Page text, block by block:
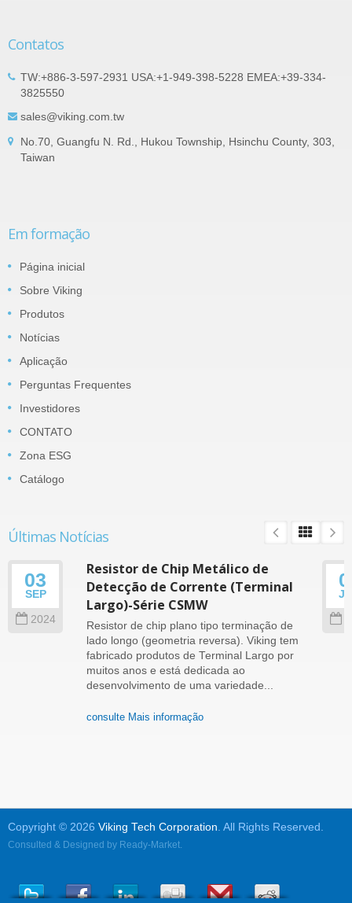
Contatos
TW:+886-3-597-2931 USA:+1-949-398-5228 EMEA:+39-334-
3825550
sales@viking.com.tw
No.70, Guangfu N. Rd., Hukou Township, Hsinchu County, 303,
Taiwan
Em formação
Página inicial
Sobre Viking
Produtos
Notícias
Aplicação
Perguntas Frequentes
Investidores
CONTATO
Zona ESG
Catálogo
Últimas Notícias
03
SEP
2024
Resistor de Chip Metálico de
Detecção de Corrente (Terminal
Largo)-Série CSMW
Resistor de chip plano tipo terminação de
lado longo (geometria reversa). Viking tem
fabricado produtos de Terminal Largo por
muitos anos e está dedicada ao
desenvolvimento de uma variedade...
consulte Mais informação
Copyright © 2026 Viking Tech Corporation . All Rights Reserved.
Consulted & Designed by Ready-Market.